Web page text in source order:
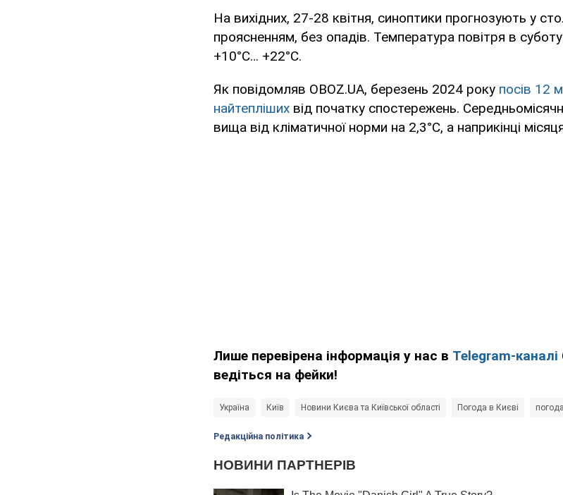
На вихідних, 27-28 квітня, синоптики прогнозують у
проясненням, без опадів. Температура повітря в
+10°С… +22°С.
Як повідомляв OBOZ.UA, березень 2024 року посів 12
найтепліших від початку спостережень.
вища від кліматичної норми на 2,3°С, а наприкінці
Лише перевірена інформація у нас в Telegram-каналі
ведіться на фейки!
Україна Київ Новини Києва та Київської області Погода в Києві погода
Редакційна політика